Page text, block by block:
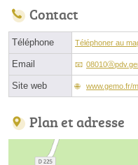
Contact
Téléphone Téléphoner au
Email
Site web www.gemo.fr/
Plan et adresse